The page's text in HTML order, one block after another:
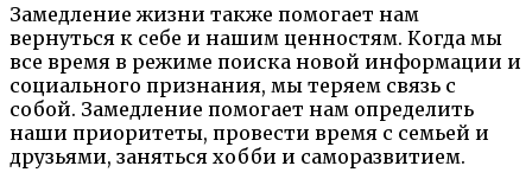
Замедление жизни также помогает нам
вернуться к себе и нашим ценностям. Когда мы
все время в режиме поиска новой информации и
социального признания, мы теряем связь с
собой. Замедление помогает нам определить
наши приоритеты, провести время с семьей и
друзьями, заняться хобби и саморазвитием.